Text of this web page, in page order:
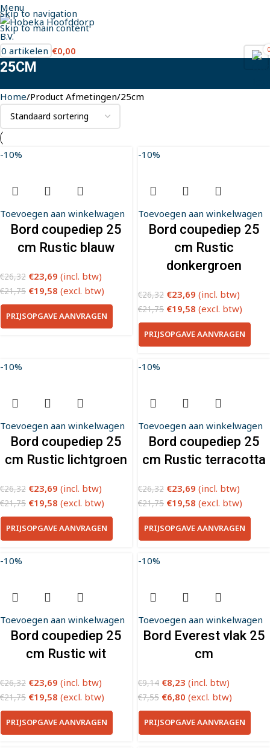
Skip to navigation
Skip to main content
Menu
0
0 artikelen €0,00
25CM
Home Product Afmetingen 25cm
-10%
Toevoegen aan winkelwagen
Bord coupediep 25
cm Rustic blauw
€26,32 €23,69 (incl. btw)
€21,75 €19,58 (excl. btw)
PRIJSOPGAVE AANVRAGEN
-10%
Toevoegen aan winkelwagen
Bord coupediep 25
cm Rustic
donkergroen
€26,32 €23,69 (incl. btw)
€21,75 €19,58 (excl. btw)
PRIJSOPGAVE AANVRAGEN
-10%
Toevoegen aan winkelwagen
Bord coupediep 25
cm Rustic lichtgroen
€26,32 €23,69 (incl. btw)
€21,75 €19,58 (excl. btw)
PRIJSOPGAVE AANVRAGEN
-10%
Toevoegen aan winkelwagen
Bord coupediep 25
cm Rustic terracotta
€26,32 €23,69 (incl. btw)
€21,75 €19,58 (excl. btw)
PRIJSOPGAVE AANVRAGEN
-10%
Toevoegen aan winkelwagen
Bord coupediep 25
cm Rustic wit
€26,32 €23,69 (incl. btw)
€21,75 €19,58 (excl. btw)
PRIJSOPGAVE AANVRAGEN
-10%
Toevoegen aan winkelwagen
Bord Everest vlak 25
cm
€9,14 €8,23 (incl. btw)
€7,55 €6,80 (excl. btw)
PRIJSOPGAVE AANVRAGEN